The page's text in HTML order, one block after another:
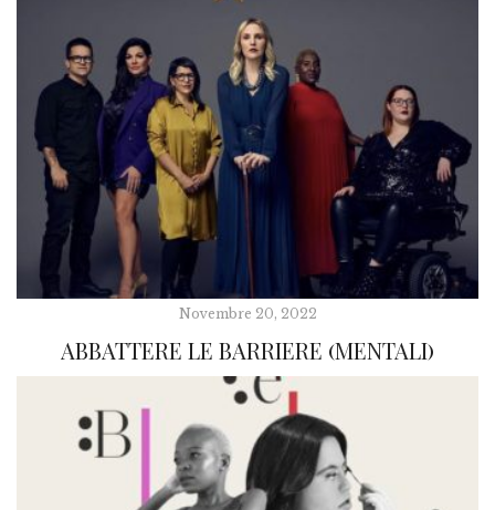
Novembre 20, 2022
ABBATTERE LE BARRIERE (MENTALI)